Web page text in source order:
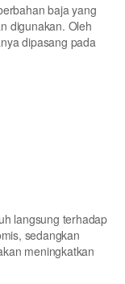
baja yang
digunakan. Oleh
dipasang pada
langsung terhadap
sedangkan
meningkatkan